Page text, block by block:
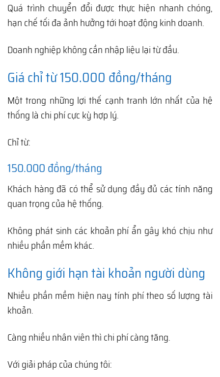
Quá trình chuyển đổi được thực hiện nhanh chóng,
hạn chế tối đa ảnh hưởng tới hoạt động kinh doanh.
Doanh nghiệp không cần nhập liệu lại từ đầu.
Giá chỉ từ 150.000 đồng/tháng
Một trong những lợi thế cạnh tranh lớn nhất của hệ
thống là chi phí cực kỳ hợp lý.
Chỉ từ:
150.000 đồng/tháng
Khách hàng đã có thể sử dụng đầy đủ các tính năng
quan trọng của hệ thống.
Không phát sinh các khoản phí ẩn gây khó chịu như
nhiều phần mềm khác.
Không giới hạn tài khoản người dùng
Nhiều phần mềm hiện nay tính phí theo số lượng tài
khoản.
Càng nhiều nhân viên thì chi phí càng tăng.
Với giải pháp của chúng tôi: